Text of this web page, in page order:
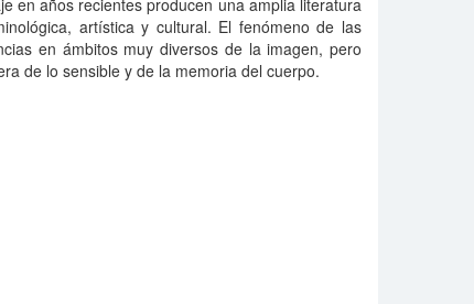
en años recientes producen una amplia literatura
artística y cultural. El fenómeno de las
en ámbitos muy diversos de la imagen, pero
de lo sensible y de la memoria del cuerpo.